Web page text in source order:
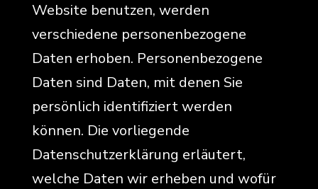
Website benutzen, werden
verschiedene personenbezogene
Daten erhoben. Personenbezogene
Daten sind Daten, mit denen Sie
persönlich identifiziert werden
können. Die vorliegende
Datenschutzerklärung erläutert,
welche Daten wir erheben und wofür